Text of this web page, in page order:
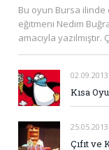
Bu oyun Bursa ilinde
eğitmeni Nedim
amacıyla
02.09.2013
Kısa
25.05.2013
Çıfıt ve